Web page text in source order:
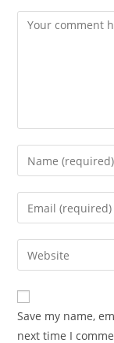
Comment
Enter
your
name
comment
Enter
your
email
address
comment
Enter
your
website
URL
(optional)
Save my name,
next time I